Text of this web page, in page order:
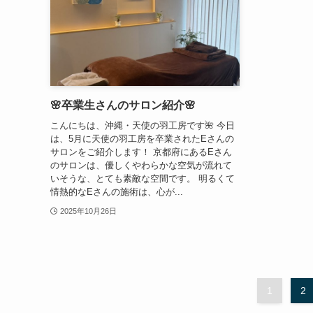
🌸卒業生さんのサロン紹介🌸
こんにちは、沖縄・天使の羽工房です🌺 今日
は、5月に天使の羽工房を卒業されたEさんの
サロンをご紹介します！ 京都府にあるEさん
のサロンは、優しくやわらかな空気が流れて
いそうな、とても素敵な空間です。 明るくて
情熱的なEさんの施術は、心が...
2025年10月26日
1 2